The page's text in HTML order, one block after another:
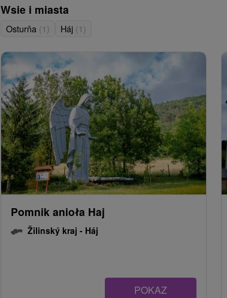
Wsie i miasta
Osturňa (1) Háj (1)
Pomnik anioła Haj
Žilinský kraj - Háj
POKAZ